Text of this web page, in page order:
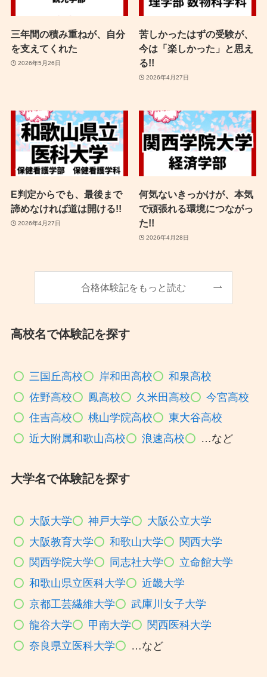
三年間の積み重ねが、自分
を支えてくれた
2026年5月26日
苦しかったはずの受験が、
今は「楽しかった」と思え
る!!
2026年4月27日
E判定からでも、最後まで
諦めなければ道は開ける!!
2026年4月27日
何気ないきっかけが、本気
で頑張れる環境につながっ
た!!
2026年4月28日
合格体験記をもっと読む
高校名で体験記を探す
三国丘高校 岸和田高校
和泉高校
佐野高校
鳳高校 久米田高校
今宮高校
住吉高校
桃山学院高校
東大谷高校
近大附属和歌山高校
浪速高校 …など
大学名で体験記を探す
大阪大学 神戸大学
大阪公立大学
大阪教育大学
和歌山大学
関西大学
関西学院大学
同志社大学
立命館大学
和歌山県立医科大学
近畿大学
京都工芸繊維大学
武庫川女子大学
龍谷大学
甲南大学
関西医科大学
奈良県立医科大学
…など